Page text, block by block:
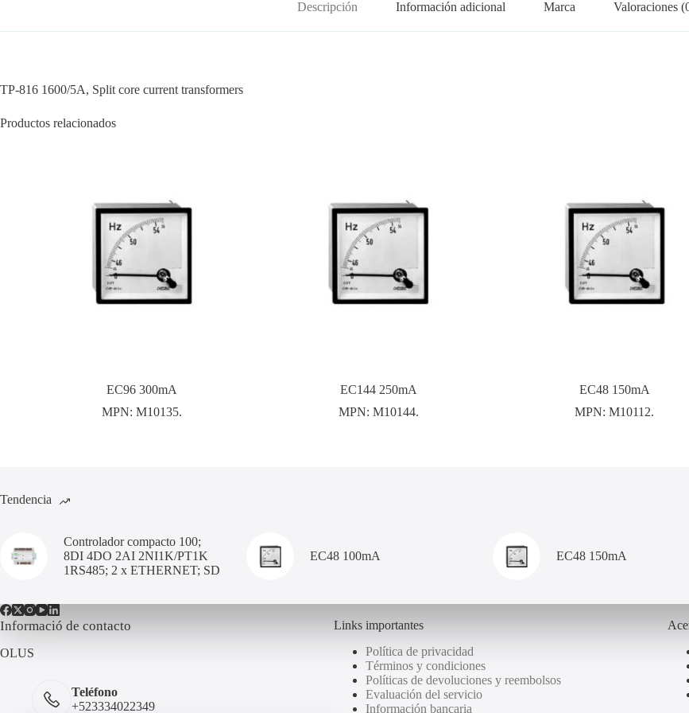
Descripción Información adicional Marca Valoraciones
TP-816 1600/5A, Split core current transformers
Productos relacionados
EC96 300mA
MPN:M10135.
EC144 250mA
MPN: M10144.
EC48 150mA
MPN:M10112.
Tendencia
Controlador compacto 100;
8DI 4DO 2AI 2NI1K/PT1K
1RS485; 2 x ETHERNET; SD
EC48 100mA EC48 150mA
Informació de contacto
OLUS
Teléfono
+523334022349
Links importantes
Política de privacidad
Términos y condiciones
Políticas de devoluciones y reembolsos
Evaluación del servicio
Información bancaria